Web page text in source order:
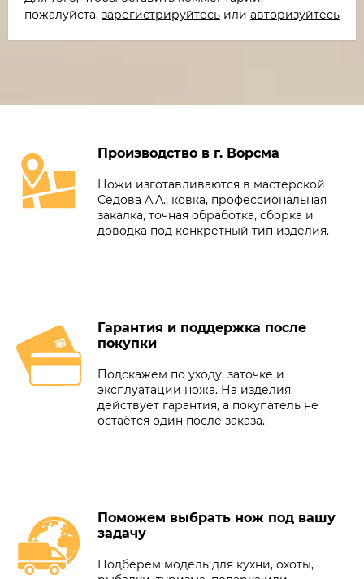
пожалуйста, зарегистрируйтесь или авторизуйтесь
Производство в г. Ворсма
Ножи изготавливаются в мастерской
Седова А.А.: ковка, профессиональная
закалка, точная обработка, сборка и
доводка под конкретный тип изделия.
Гарантия и поддержка после
покупки
Подскажем по уходу, заточке и
эксплуатации ножа. На изделия
действует гарантия, а покупатель не
остаётся один после заказа.
Поможем выбрать нож под вашу
задачу
Подберём модель для кухни, охоты,